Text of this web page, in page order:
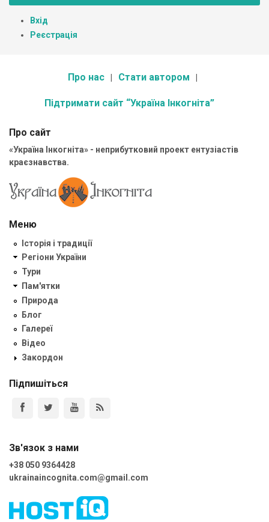
Вхід
Реєстрація
Про нас Стати автором
Підтримати сайт “Україна Інкогніта”
Про сайт
«Україна Інкогніта» - неприбутковий проект ентузіастів
краєзнавства.
Меню
Історія і традиції
Регіони України
Тури
Пам'ятки
Природа
Блог
Галереї
Відео
Закордон
Підпишіться
Зв'язок з нами
+38 050 9364428
ukrainaincognita.com@gmail.com